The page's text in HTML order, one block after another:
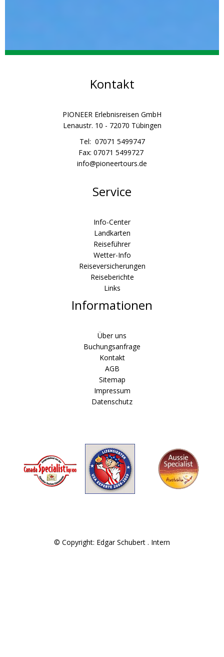
Kontakt
PIONEER Erlebnisreisen GmbH
Lenaustr. 10 - 72070 Tübingen
Tel: 07071 5499747
Fax: 07071 5499727
info@pioneertours.de
Service
Info-Center
Landkarten
Reiseführer
Wetter-Info
Reiseversicherungen
Reiseberichte
Links
Informationen
Über uns
Buchungsanfrage
Kontakt
AGB
Sitemap
Impressum
Datenschutz
© Copyright: Edgar Schubert . Intern